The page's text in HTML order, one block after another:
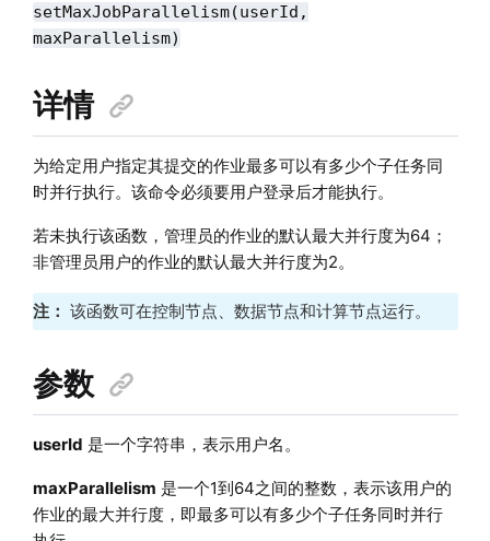
setMaxJobParallelism(userId,
maxParallelism)
详情
为给定用户指定其提交的作业最多可以有多少个子任务同
时并行执行。该命令必须要用户登录后才能执行。
若未执行该函数，管理员的作业的默认最大并行度为64；
非管理员用户的作业的默认最大并行度为2。
注： 该函数可在控制节点、数据节点和计算节点运行。
参数
userId 是一个字符串，表示用户名。
maxParallelism 是一个1到64之间的整数，表示该用户的
作业的最大并行度，即最多可以有多少个子任务同时并行